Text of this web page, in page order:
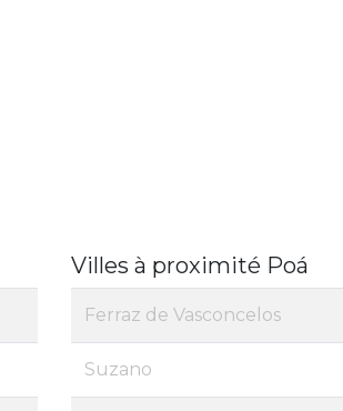
Villes à proximité Poá
Ferraz de Vasconcelos
Suzano